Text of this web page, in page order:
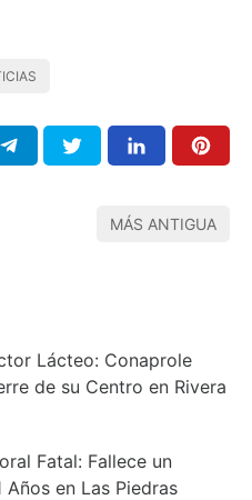
MÁS ANTIGUA
Lácteo: Conaprole
de su Centro en Rivera
Fatal: Fallece un
Años en Las Piedras